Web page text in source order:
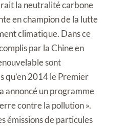
la neutralité carbone
en champion de la lutte
climatique. Dans ce
par la Chine en
sont
qu’en 2014 le Premier
annoncé un programme
contre la pollution ».
émissions de particules